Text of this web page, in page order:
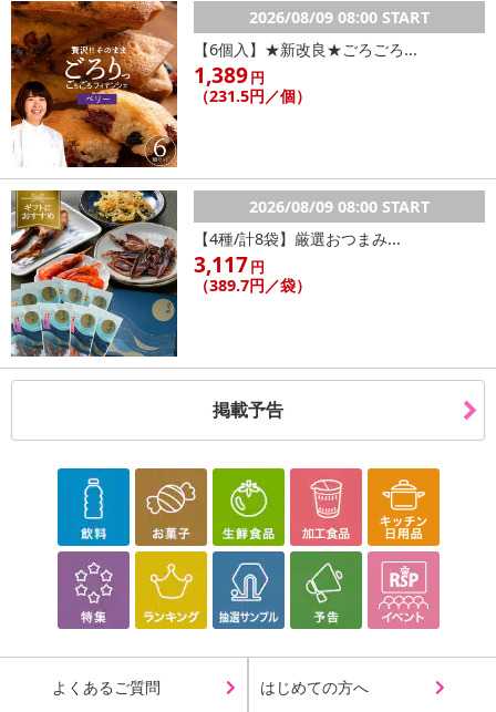
2026/08/09 08:00 START
【6個入】★新改良★ごろごろ...
1,389円
（231.5円／個）
2026/08/09 08:00 START
【4種/計8袋】厳選おつまみ...
3,117円
（389.7円／袋）
掲載予告
よくあるご質問 はじめての方へ